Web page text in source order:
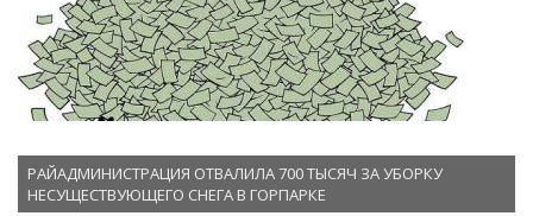
РАЙАДМИНИСТРАЦИЯ ОТВАЛИЛА 700 ТЫСЯЧ ЗА УБОРКУ
НЕСУЩЕСТВУЮЩЕГО СНЕГА В ГОРПАРКЕ